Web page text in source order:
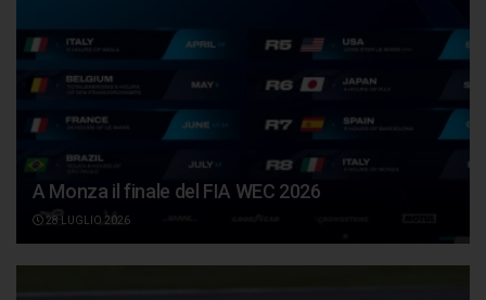
A Monza il finale del FIA WEC 2026
28 LUGLIO 2026